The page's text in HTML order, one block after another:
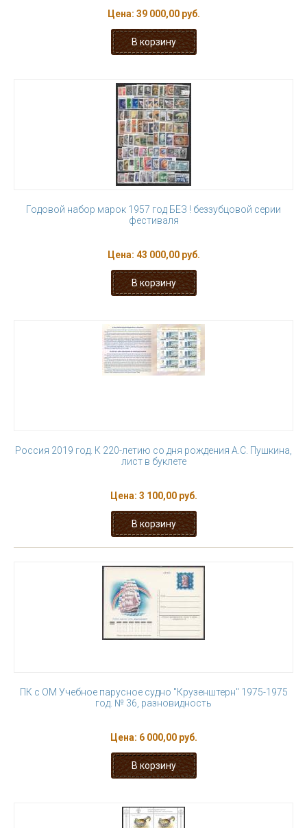
Цена: 39 000,00 руб.
Годовой набор марок 1957 год БЕЗ ! беззубцовой серии
фестиваля
Цена: 43 000,00 руб.
Россия 2019 год. К 220-летию со дня рождения А.С. Пушкина,
лист в буклете
Цена: 3 100,00 руб.
ПК с ОМ Учебное парусное судно "Крузенштерн" 1975-1975
год. № 36, разновидность
Цена: 6 000,00 руб.